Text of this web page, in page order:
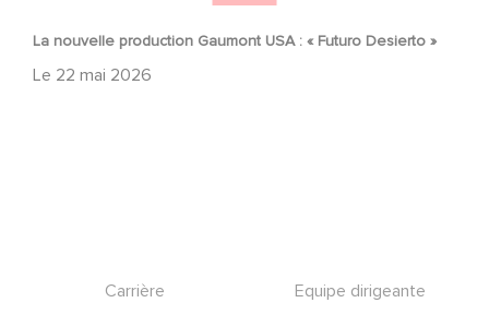
La nouvelle production Gaumont USA : « Futuro Desierto »
Le 22 mai 2026
Carrière
Equipe dirigeante